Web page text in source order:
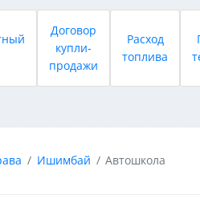
Договор
купли-
продажи
Расход
топлива
Ишимбай Автошкола